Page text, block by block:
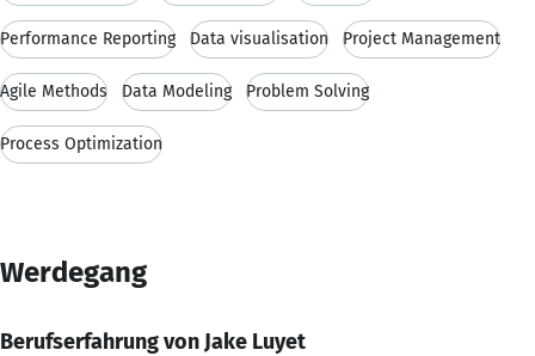
Performance Reporting Data visualisation Project Management
Agile Methods Data Modeling Problem Solving
Process Optimization
Werdegang
Berufserfahrung von Jake Luyet